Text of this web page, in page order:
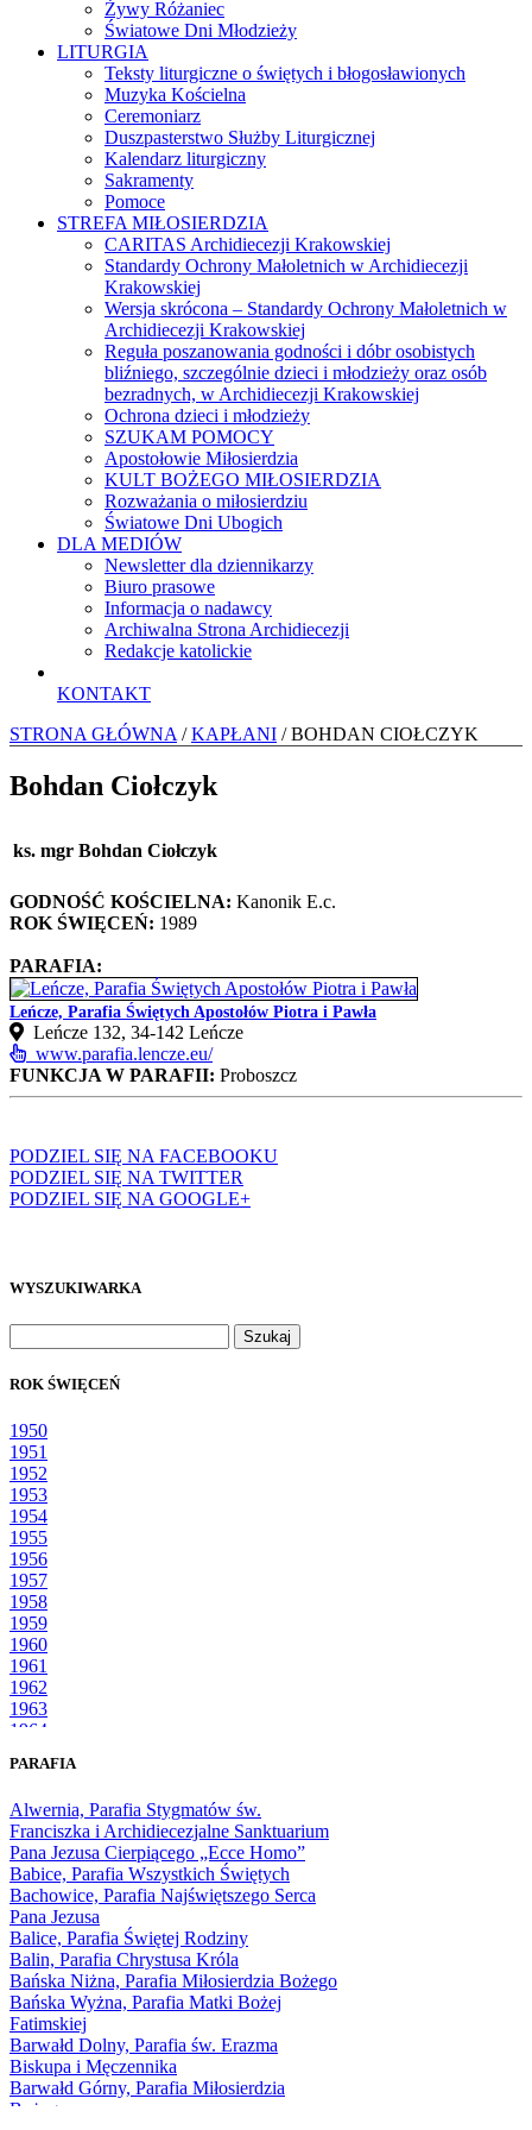
Żywy Różaniec
Światowe Dni Młodzieży
LITURGIA
Teksty liturgiczne o świętych i błogosławionych
Muzyka Kościelna
Ceremoniarz
Duszpasterstwo Służby Liturgicznej
Kalendarz liturgiczny
Sakramenty
Pomoce
STREFA MIŁOSIERDZIA
CARITAS Archidiecezji Krakowskiej
Standardy Ochrony Małoletnich w Archidiecezji
Krakowskiej
Wersja skrócona – Standardy Ochrony Małoletnich w
Archidiecezji Krakowskiej
Reguła poszanowania godności i dóbr osobistych
bliźniego, szczególnie dzieci i młodzieży oraz osób
bezradnych, w Archidiecezji Krakowskiej
Ochrona dzieci i młodzieży
SZUKAM POMOCY
Apostołowie Miłosierdzia
KULT BOŻEGO MIŁOSIERDZIA
Rozważania o miłosierdziu
Światowe Dni Ubogich
DLA MEDIÓW
Newsletter dla dziennikarzy
Biuro prasowe
Informacja o nadawcy
Archiwalna Strona Archidiecezji
Redakcje katolickie
KONTAKT
STRONA GŁÓWNA /KAPŁANI / BOHDAN CIOŁCZYK
Bohdan Ciołczyk
ks. mgr Bohdan Ciołczyk
GODNOŚĆ KOŚCIELNA: Kanonik E.c.
ROK ŚWIĘCEŃ: 1989
PARAFIA:
Leńcze, Parafia Świętych Apostołów Piotra i Pawła
Leńcze 132, 34-142 Leńcze
www.parafia.lencze.eu/
FUNKCJA W PARAFII: Proboszcz
PODZIEL SIĘ NA FACEBOOKU
PODZIEL SIĘ NA TWITTER
PODZIEL SIĘ NA GOOGLE+
WYSZUKIWARKA
ROK ŚWIĘCEŃ
1950
1951
1952
1953
1954
1955
1956
1957
1958
1959
1960
1961
1962
1963
1964
1966
1968
1969
1970
1971
1972
1973
1974
1975
1976
1977
1978
1979
1980
1981
PARAFIA
Alwernia, Parafia Stygmatów św.
Franciszka i Archidiecezjalne Sanktuarium
Pana Jezusa Cierpiącego „Ecce Homo”
Babice, Parafia Wszystkich Świętych
Bachowice, Parafia Najświętszego Serca
Pana Jezusa
Balice, Parafia Świętej Rodziny
Balin, Parafia Chrystusa Króla
Bańska Niżna, Parafia Miłosierdzia Bożego
Bańska Wyżna, Parafia Matki Bożej
Fatimskiej
Barwałd Dolny, Parafia św. Erazma
Biskupa i Męczennika
Barwałd Górny, Parafia Miłosierdzia
Bożego